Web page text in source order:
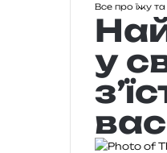
Все про їжу та
у